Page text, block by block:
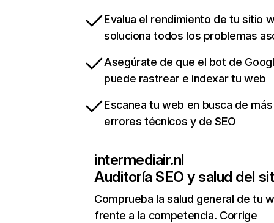
Evalua el rendimiento de tu sitio
soluciona todos los problemas
Asegúrate de que el bot de
puede rastrear e indexar tu web
Escanea tu web en busca de
errores técnicos y de SEO
intermediair.nl
Auditoría SEO y salud del
Comprueba la salud general de tu
frente a la competencia. Corrige